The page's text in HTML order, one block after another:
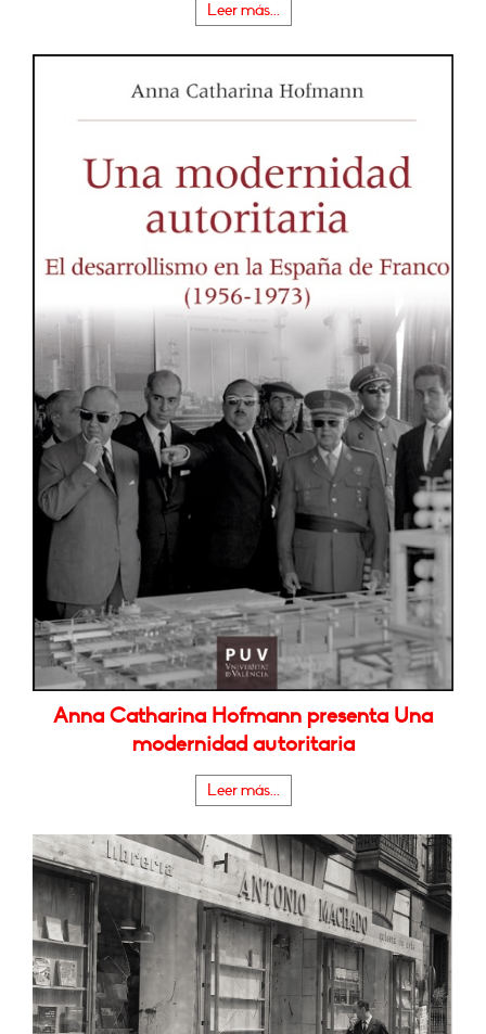
Leer más...
Anna Catharina Hofmann presenta Una
modernidad autoritaria
Leer más...